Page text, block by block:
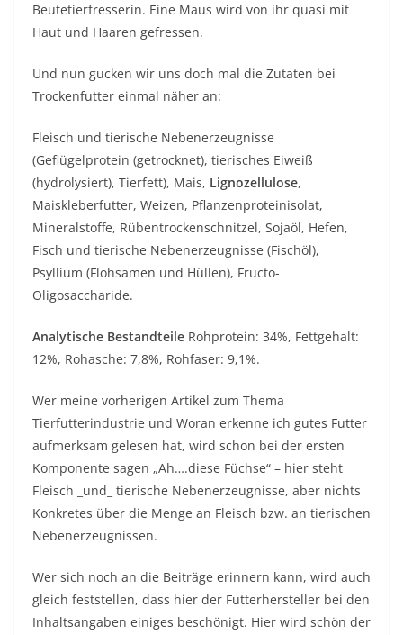
Beutetierfresserin. Eine Maus wird von ihr quasi mit
Haut und Haaren gefressen.
Und nun gucken wir uns doch mal die Zutaten bei
Trockenfutter einmal näher an:
Fleisch und tierische Nebenerzeugnisse
(Geflügelprotein (getrocknet), tierisches Eiweiß
(hydrolysiert), Tierfett), Mais, Lignozellulose,
Maiskleberfutter, Weizen, Pflanzenproteinisolat,
Mineralstoffe, Rübentrockenschnitzel, Sojaöl, Hefen,
Fisch und tierische Nebenerzeugnisse (Fischöl),
Psyllium (Flohsamen und Hüllen), Fructo-
Oligosaccharide.
Analytische Bestandteile Rohprotein: 34%, Fettgehalt:
12%, Rohasche: 7,8%, Rohfaser: 9,1%.
Wer meine vorherigen Artikel zum Thema
Tierfutterindustrie und Woran erkenne ich gutes Futter
aufmerksam gelesen hat, wird schon bei der ersten
Komponente sagen „Ah….diese Füchse“ – hier steht
Fleisch _und_ tierische Nebenerzeugnisse, aber nichts
Konkretes über die Menge an Fleisch bzw. an tierischen
Nebenerzeugnissen.
Wer sich noch an die Beiträge erinnern kann, wird auch
gleich feststellen, dass hier der Futterhersteller bei den
Inhaltsangaben einiges beschönigt. Hier wird schön der